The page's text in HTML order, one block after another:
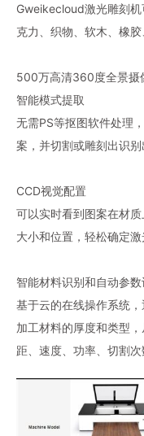
Gweikecloud激光雕刻
克力、织物、软木、橡胶
500万高清360度全景摄
智能模式提取
无需PS等抠图软件处理
案，并切割或雕刻出识别
CCD视觉配置
可以实时看到图案在材
大小和位置，轻松确定激
智能材料识别和自动参数
基于云的在线操作系统
加工材料的厚度和类型
距、速度、功率、切割次